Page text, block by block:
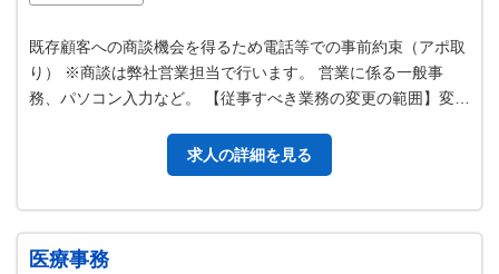
既存顧客への商談機会を得るため電話等での事前約束（アポ取
り） ※商談は弊社営業担当で行います。 営業に係る一般事
務、パソコン入力など。 【従事すべき業務の変更の範囲】変更
求人の詳細を見る
医療事務